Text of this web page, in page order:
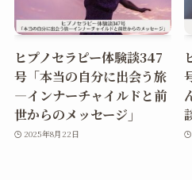
ヒプノセラピー体験談347
号「本当の自分に出会う旅
―インナーチャイルドと前
世からのメッセージ」
2025年8月22日